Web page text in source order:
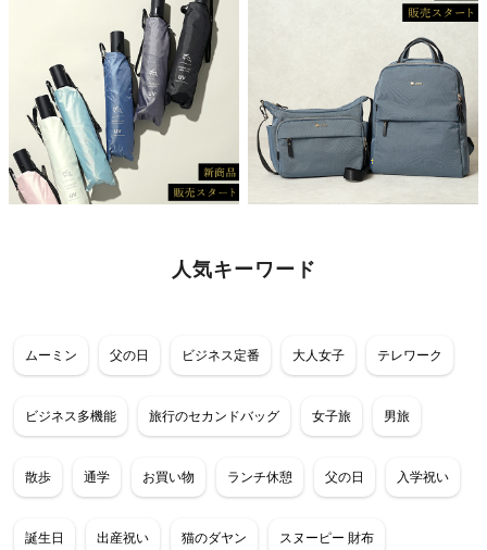
人気キーワード
ムーミン 父の日 ビジネス定番 大人女子 テレワーク
ビジネス多機能 旅行のセカンドバッグ 女子旅 男旅
散歩 通学 お買い物 ランチ休憩 父の日 入学祝い
誕生日 出産祝い 猫のダヤン スヌーピー 財布